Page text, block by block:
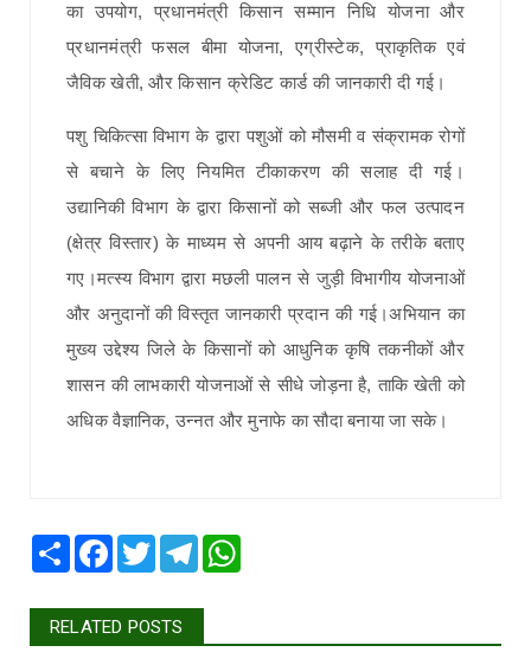
का उपयोग, प्रधानमंत्री किसान सम्मान निधि योजना और
प्रधानमंत्री फसल बीमा योजना, एग्रीस्टेक, प्राकृतिक एवं
जैविक खेती, और किसान क्रेडिट कार्ड की जानकारी दी गई।
पशु चिकित्सा विभाग के द्वारा पशुओं को मौसमी व संक्रामक रोगों
से बचाने के लिए नियमित टीकाकरण की सलाह दी गई।
उद्यानिकी विभाग के द्वारा किसानों को सब्जी और फल उत्पादन
(क्षेत्र विस्तार) के माध्यम से अपनी आय बढ़ाने के तरीके बताए
गए।मत्स्य विभाग द्वारा मछली पालन से जुड़ी विभागीय योजनाओं
और अनुदानों की विस्तृत जानकारी प्रदान की गई।अभियान का
मुख्य उद्देश्य जिले के किसानों को आधुनिक कृषि तकनीकों और
शासन की लाभकारी योजनाओं से सीधे जोड़ना है, ताकि खेती को
अधिक वैज्ञानिक, उन्नत और मुनाफे का सौदा बनाया जा सके।
Share Facebook
TwitterTelegram
RELATED POSTS